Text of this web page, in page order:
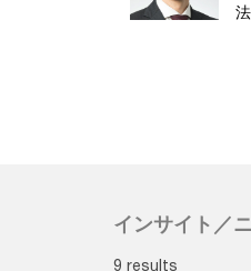
インサイト／
9 results